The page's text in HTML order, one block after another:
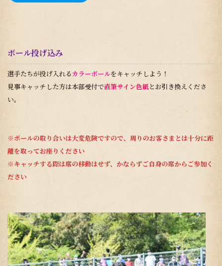
ボール投げ込み
選手たちが投げ入れるカラーボールをキャッチしよう！
見事キャッチした方は本部受付で直筆サイン色紙とお引き換えくださ
い。
※ボールの取り合いは大変危険ですので、周りのお客さまとは十分に距
離を取ってお座りください
※キャッチする際は席の移動はせず、かならずご自身の席からご参加く
ださい